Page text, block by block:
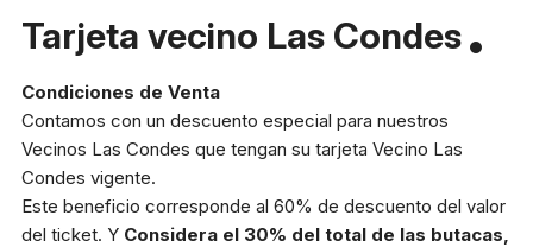
Preguntas frecuentes
Presenta tu proyecto
Prepara tu experiencia
Horarios boletería
Tarjeta vecino Las Condes
Condiciones de Venta
Contamos con un descuento especial para nuestros
Vecinos Las Condes que tengan su tarjeta Vecino Las
Condes vigente.
Este beneficio corresponde al 60% de descuento del valor
del ticket. Y Considera el 30% del total de las butacas,